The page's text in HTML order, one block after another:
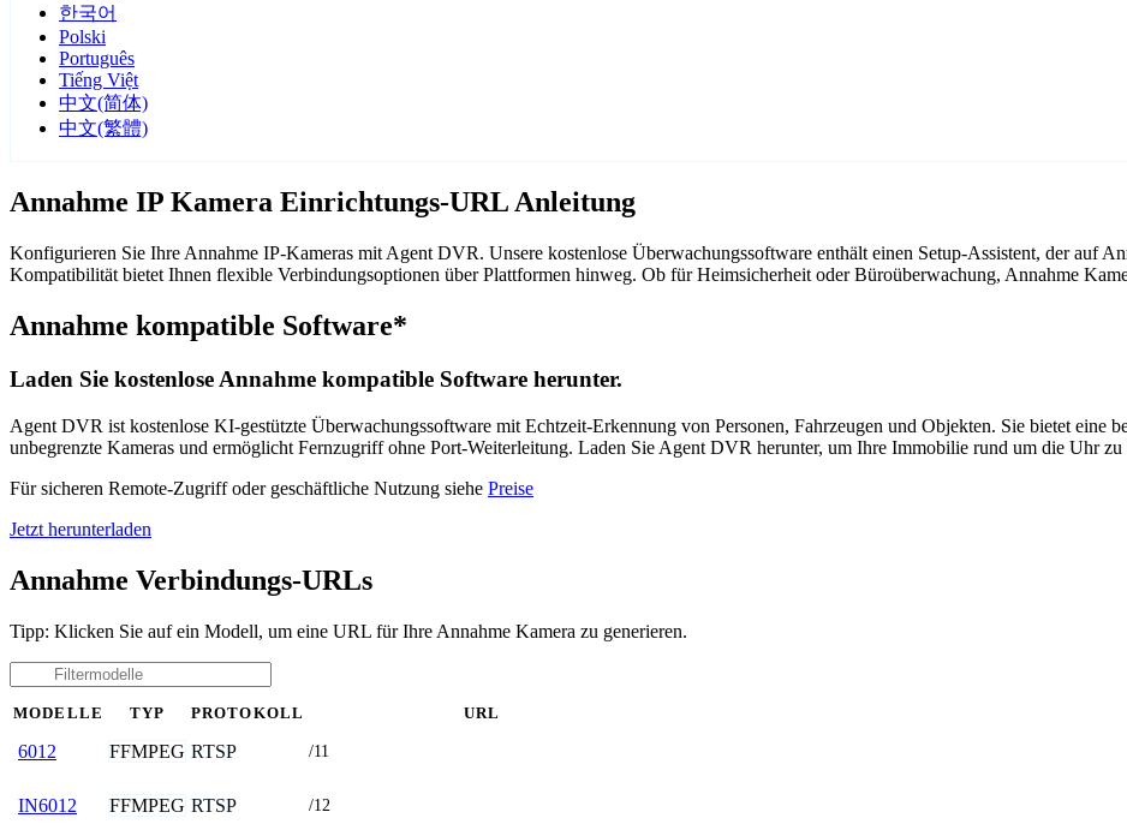
한국어
Polski
Português
Tiếng Việt
中文(简体)
中文(繁體)
Annahme IP Kamera Einrichtungs-URL Anleitung
Konfigurieren Sie Ihre Annahme IP-Kameras mit Agent DVR. Unsere kostenlose Überwachungssoftware enthält einen Setup-Assistent, der auf
Kompatibilität bietet Ihnen flexible Verbindungsoptionen über Plattformen hinweg. Ob für Heimsicherheit oder Büroüberwachung, Annahme
Annahme kompatible Software*
Laden Sie kostenlose Annahme kompatible Software herunter.
Agent DVR ist kostenlose KI-gestützte Überwachungssoftware mit Echtzeit-Erkennung von Personen, Fahrzeugen und Objekten. Sie bietet eine
unbegrenzte Kameras und ermöglicht Fernzugriff ohne Port-Weiterleitung. Laden Sie Agent DVR herunter, um Ihre Immobilie rund um die Uhr zu
Für sicheren Remote-Zugriff oder geschäftliche Nutzung siehe Preise
Jetzt herunterladen
Annahme Verbindungs-URLs
Tipp: Klicken Sie auf ein Modell, um eine URL für Ihre Annahme Kamera zu generieren.
MODELLE TYP PROTOKOLL URL
6012 FFMPEG RTSP /11
IN6012 FFMPEG RTSP /12